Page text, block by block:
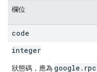
欄位
code
integer
狀態碼，應為